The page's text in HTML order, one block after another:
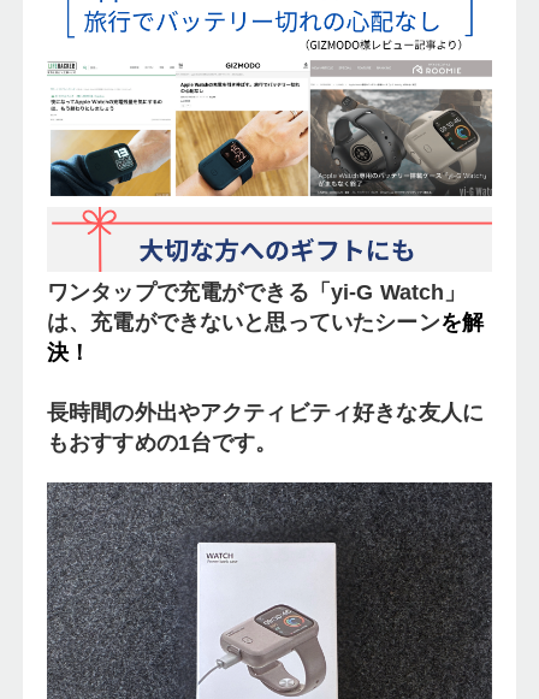
ワンタップで充電ができる「yi-G Watch」
は、充電ができないと思っていたシーンを解
決！
長時間の外出やアクティビティ好きな友人に
もおすすめの1台です。